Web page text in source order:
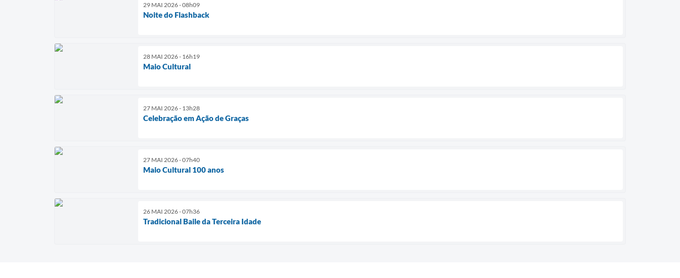
29 MAI 2026 - 08h09
Noite do Flashback
28 MAI 2026 - 16h19
Maio Cultural
27 MAI 2026 - 13h28
Celebração em Ação de Graças
27 MAI 2026 - 07h40
Maio Cultural 100 anos
26 MAI 2026 - 07h36
Tradicional Baile da Terceira Idade